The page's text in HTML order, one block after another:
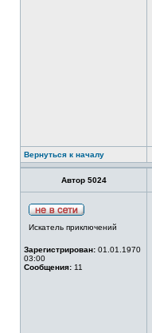
Вернуться к началу
Автор 5024
Искатель приключений
Зарегистрирован: 01.01.1970
03:00
Сообщения: 11